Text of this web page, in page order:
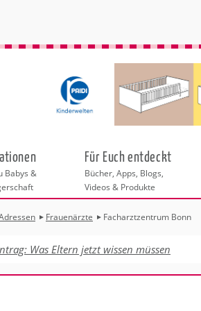
Hebammen
Geburtshäuser
Frauenärzte
Checklisten
Beratungsstellen
Kinderwunschzentren Duisburg
Schwangerschaftskurse
Erste Hilfe & Beratung
Rückbildung
Shopping
Wellness & Gesundheit
Fotografie & Dienstleistungen
Babys &
Für Euch entdeckt
Bücher, Apps, Blogs,
Videos & Produkte
Frauenärzte Facharztzentrum Bonn
Was Eltern jetzt wissen müssen